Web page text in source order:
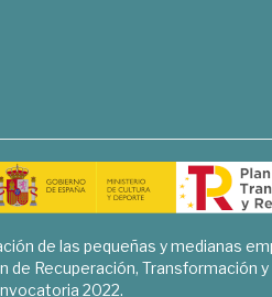
de las pequeñas y medianas
de Recuperación, Transformación y
2022.